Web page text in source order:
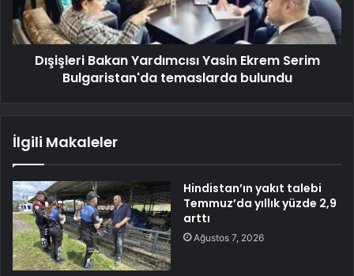
Dışişleri Bakan Yardımcısı Yasin Ekrem Serim
Bulgaristan'da temaslarda bulundu
İlgili Makaleler
Hindistan’ın yakıt talebi
Temmuz’da yıllık yüzde 2,9
arttı
Ağustos 7, 2026